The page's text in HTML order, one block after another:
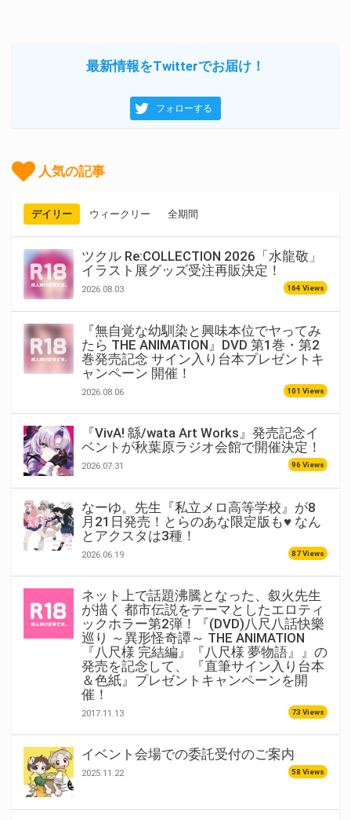
最新情報をTwitterでお届け！
フォローする
人気の記事
デイリー ウィークリー 全期間
ツクル Re:COLLECTION 2026「水龍敬」
イラスト展グッズ受注再販決定！
2026.08.03 164 Views
『無自覚な幼馴染と興味本位でヤってみ
たら THE ANIMATION』DVD 第1巻・第2
巻発売記念 サイン入り台本プレゼントキ
ャンペーン 開催！
2026.08.06 101 Views
『VivA! 緜/wata Art Works』発売記念イ
ベントが秋葉原ラジオ会館で開催決定！
2026.07.31 96 Views
なーゆ。先生『私立メロ高等学校』が8
月21日発売！とらのあな限定版も♥ なん
とアクスタは3種！
2026.06.19 87 Views
ネット上で話題沸騰となった、叙火先生
が描く 都市伝説をテーマとしたエロティ
ックホラー第2弾！『(DVD)八尺八話快樂
巡り ～異形怪奇譚～ THE ANIMATION
『八尺様 完結編』『八尺様 夢物語』』の
発売を記念して、 『直筆サイン入り台本
＆色紙』プレゼントキャンペーンを開
催！
2017.11.13 73 Views
イベント会場での委託受付のご案内
2025.11.22 58 Views